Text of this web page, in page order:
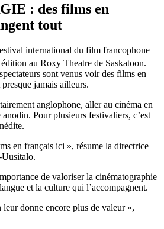
: des films en
tout
international du film francophone
édition au Roxy Theatre de Saskatoon.
sont venus voir des films en
jamais ailleurs.
anglophone, aller au cinéma en
anodin. Pour plusieurs festivaliers, c’est
en français ici », résume la directrice
de valoriser la cinématographie
et la culture qui l’accompagnent.
donne encore plus de valeur »,